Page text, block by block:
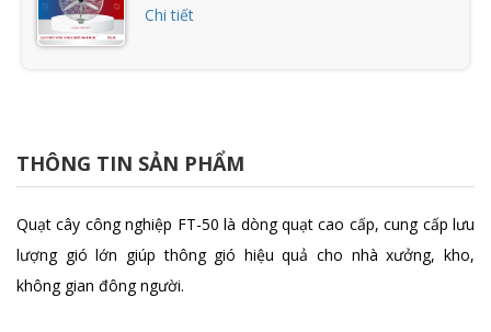
Chi tiết
Quạt treo tường FB-45C
Chi tiết
THÔNG TIN SẢN PHẨM
Quạt cây công nghiệp FT-50 là dòng quạt cao cấp, cung cấp lưu
lượng gió lớn giúp thông gió hiệu quả cho nhà xưởng, kho,
không gian đông người.